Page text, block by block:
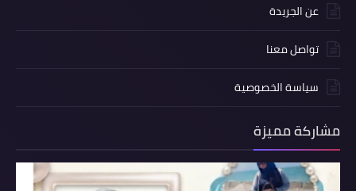
عن الجريدة
تواصل معنا
سياسة الخصوصية
مشاركة مميزة